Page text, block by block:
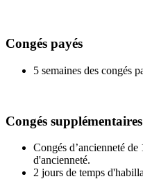
Congés payés
5 semaines des congés
Congés supplémentaires
Congés d’ancienneté
d'ancienneté.
2 jours de temps